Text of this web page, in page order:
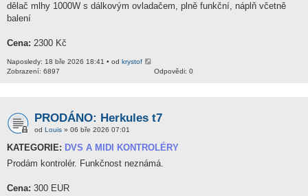
dělač mlhy 1000W s dálkovým ovladačem, plně funkční, náplň včetně
balení
Cena: 2300 Kč
Naposledy: 18 bře 2026 18:41 • od krystof
Odpovědi: 0
Zobrazení: 6897
PRODÁNO: Herkules t7
od Louis » 06 bře 2026 07:01
KATEGORIE: DVS A MIDI KONTROLÉRY
Prodám kontrolér. Funkčnost neznámá.
Cena: 300 EUR